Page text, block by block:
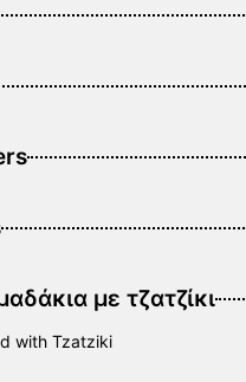
με τζατζίκι
with Tzatziki